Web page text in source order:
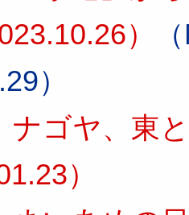
）
）
ナゴヤ、東
）